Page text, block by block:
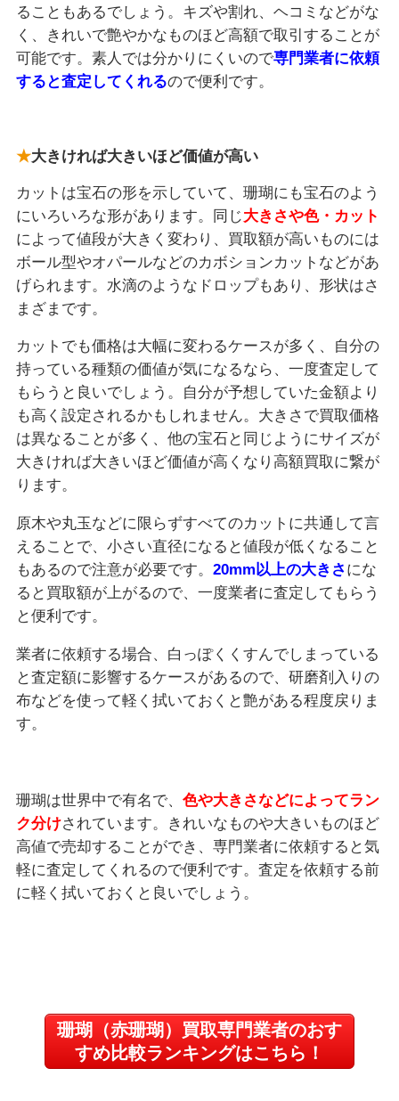
ることもあるでしょう。キズや割れ、ヘコミなどがな
く、きれいで艶やかなものほど高額で取引することが
可能です。素人では分かりにくいので専門業者に依頼
すると査定してくれるので便利です。
大きければ大きいほど価値が高い
カットは宝石の形を示していて、珊瑚にも宝石のよう
にいろいろな形があります。同じ大きさや色・カット
によって値段が大きく変わり、買取額が高いものには
ボール型やオパールなどのカボションカットなどがあ
げられます。水滴のようなドロップもあり、形状はさ
まざまです。
カットでも価格は大幅に変わるケースが多く、自分の
持っている種類の価値が気になるなら、一度査定して
もらうと良いでしょう。自分が予想していた金額より
も高く設定されるかもしれません。大きさで買取価格
は異なることが多く、他の宝石と同じようにサイズが
大きければ大きいほど価値が高くなり高額買取に繋が
ります。
原木や丸玉などに限らずすべてのカットに共通して言
えることで、小さい直径になると値段が低くなること
もあるので注意が必要です。 20mm以上の大きさにな
ると買取額が上がるので、一度業者に査定してもらう
と便利です。
業者に依頼する場合、白っぽくくすんでしまっている
と査定額に影響するケースがあるので、研磨剤入りの
布などを使って軽く拭いておくと艶がある程度戻りま
す。
珊瑚は世界中で有名で、 色や大きさなどによってラン
ク分けされています。きれいなものや大きいものほど
高値で売却することができ、専門業者に依頼すると気
軽に査定してくれるので便利です。査定を依頼する前
に軽く拭いておくと良いでしょう。
珊瑚（赤珊瑚）買取専門業者のおす
すめ比較ランキングはこちら！